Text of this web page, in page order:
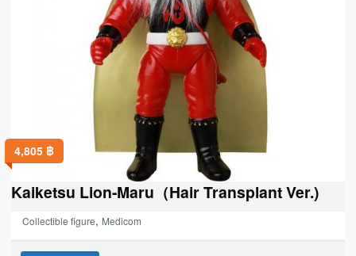
4,805 ฿
Kaiketsu Lion-Maru（Hair Transplant Ver.)
Collectible figure, Medicom